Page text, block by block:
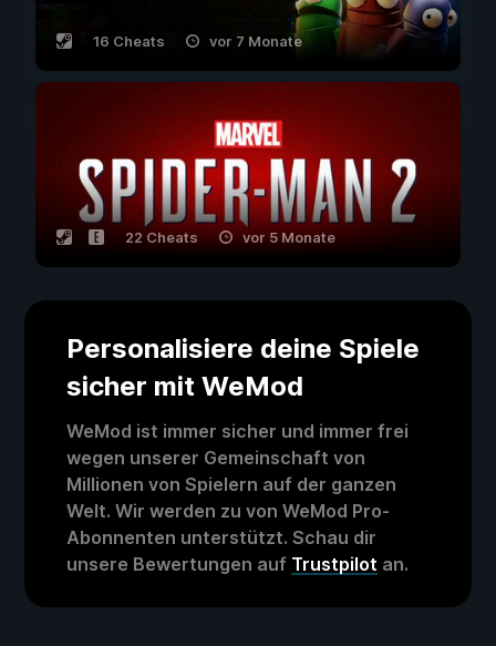
16 Cheats vor 7 Monate
22 Cheats vor 5 Monate
Personalisiere deine Spiele
sicher mit WeMod
WeMod ist immer sicher und immer frei
wegen unserer Gemeinschaft von
Millionen von Spielern auf der ganzen
Welt. Wir werden zu von WeMod Pro-
Abonnenten unterstützt. Schau dir
unsere Bewertungen auf Trustpilot an.